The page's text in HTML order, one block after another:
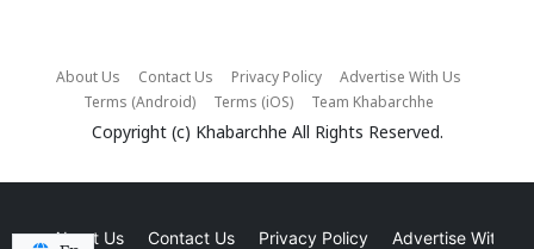
About Us Contact Us Privacy Policy
Advertise With Us
Terms (Android)
Terms (iOS) Team Khabarchhe
Copyright (c) Khabarchhe All Rights Reserved.
About Us Contact Us Privacy Policy Advertise With Us